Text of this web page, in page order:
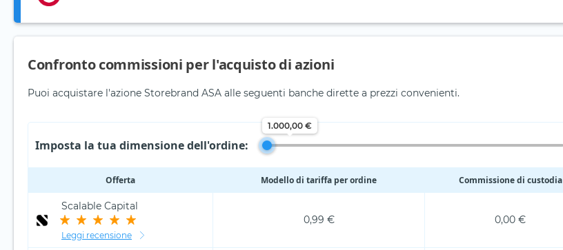
Confronto commissioni per l'acquisto di azioni
Puoi acquistare l'azione Storebrand ASA alle seguenti banche dirette a prezzi convenienti.
Imposta la tua dimensione dell'ordine:
1.000,00 €
Offerta Modello di tariffa per ordine Commissione di custodia
Scalable Capital
Leggi recensione
0,99 € 0,00 €